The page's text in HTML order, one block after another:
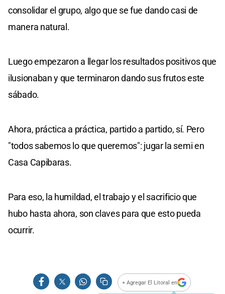
consolidar el grupo, algo que se fue dando casi de
manera natural.
Luego empezaron a llegar los resultados positivos que
ilusionaban y que terminaron dando sus frutos este
sábado.
Ahora, práctica a práctica, partido a partido, sí. Pero
"todos sabemos lo que queremos": jugar la semi en
Casa Capibaras.
Para eso, la humildad, el trabajo y el sacrificio que
hubo hasta ahora, son claves para que esto pueda
ocurrir.
+ Agregar El Litoral en